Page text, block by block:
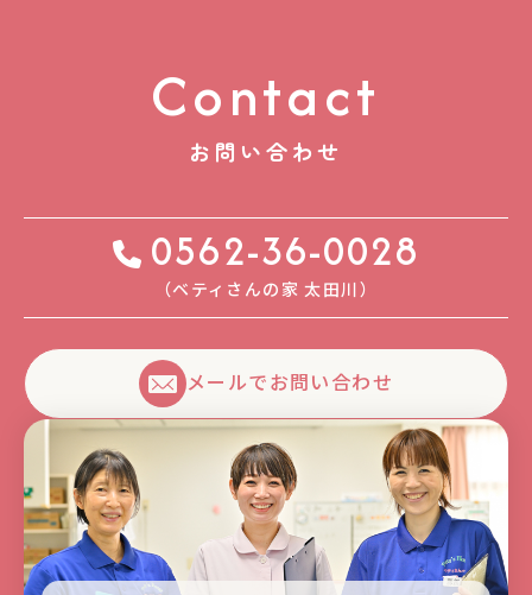
Contact
お問い合わせ
0562-36-0028
（ベティさんの家 太⽥川）
メールでお問い合わせ